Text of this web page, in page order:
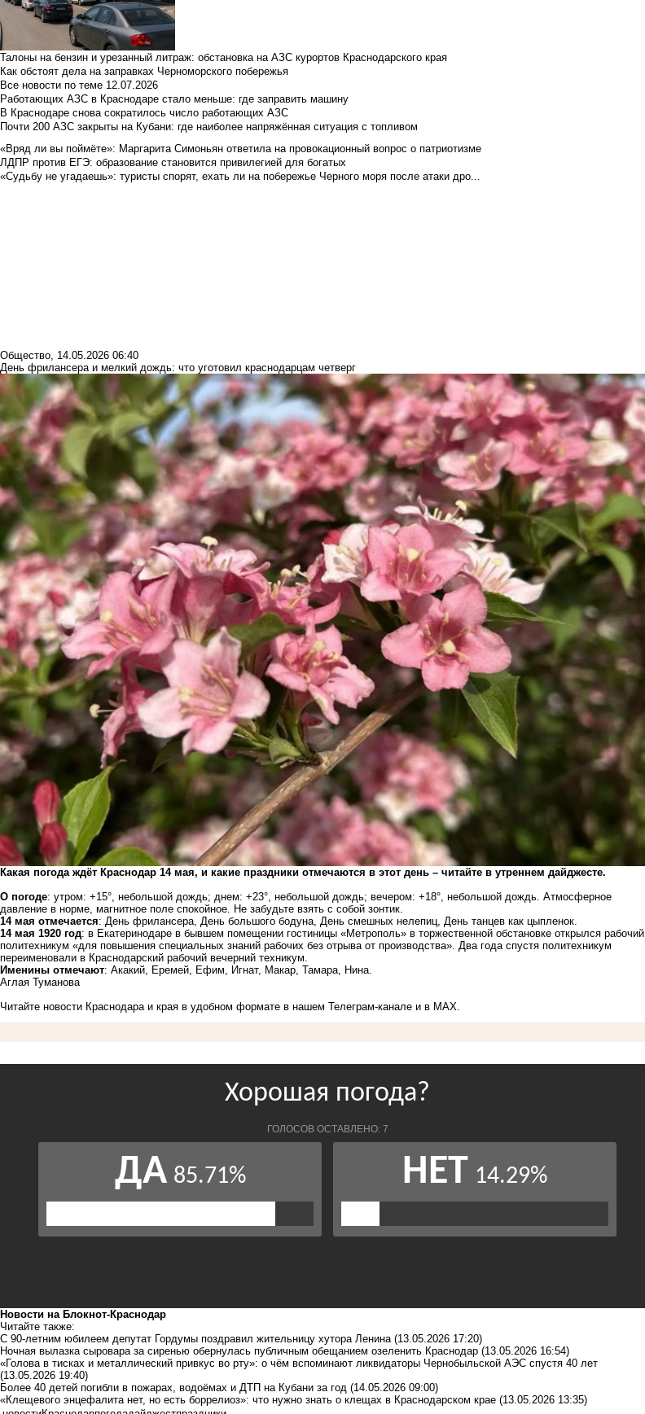
Талоны на бензин и урезанный литраж: обстановка на АЗС курортов Краснодарского края
Как обстоят дела на заправках Черноморского побережья
Все новости по теме 12.07.2026
Работающих АЗС в Краснодаре стало меньше: где заправить машину
В Краснодаре снова сократилось число работающих АЗС
Почти 200 АЗС закрыты на Кубани: где наиболее напряжённая ситуация с топливом
«Вряд ли вы поймёте»: Маргарита Симоньян ответила на провокационный вопрос о патриотизме
ЛДПР против ЕГЭ: образование становится привилегией для богатых
«Судьбу не угадаешь»: туристы спорят, ехать ли на побережье Черного моря после атаки дро...
Общество, 14.05.2026 06:40
День фрилансера и мелкий дождь: что уготовил краснодарцам четверг
Какая погода ждёт Краснодар 14 мая, и какие праздники отмечаются в этот день – читайте в утреннем дайджесте.
О погоде: утром: +15°, небольшой дождь; днем: +23°, небольшой дождь; вечером: +18°, небольшой дождь. Атмосферное
давление в норме, магнитное поле спокойное. Не забудьте взять с собой зонтик.
14 мая отмечается: День фрилансера, День большого бодуна, День смешных нелепиц, День танцев как цыпленок.
14 мая 1920 год: в Екатеринодаре в бывшем помещении гостиницы «Метрополь» в торжественной обстановке открылся рабочий
политехникум «для повышения специальных знаний рабочих без отрыва от производства». Два года спустя политехникум
переименовали в Краснодарский рабочий вечерний техникум.
Именины отмечают: Акакий, Еремей, Ефим, Игнат, Макар, Тамара, Нина.
Аглая Туманова
Читайте новости Краснодара и края в удобном формате в нашем Телеграм-канале и в MAX.
Новости на Блoкнoт-Краснодар
Читайте также:
С 90-летним юбилеем депутат Гордумы поздравил жительницу хутора Ленина (13.05.2026 17:20)
Ночная вылазка сыровара за сиренью обернулась публичным обещанием озеленить Краснодар (13.05.2026 16:54)
«Голова в тисках и металлический привкус во рту»: о чём вспоминают ликвидаторы Чернобыльской АЭС спустя 40 лет
(13.05.2026 19:40)
Более 40 детей погибли в пожарах, водоёмах и ДТП на Кубани за год (14.05.2026 09:00)
«Клещевого энцефалита нет, но есть боррелиоз»: что нужно знать о клещах в Краснодарском крае (13.05.2026 13:35)